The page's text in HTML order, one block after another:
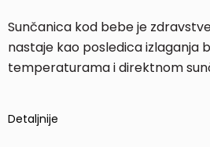
Sunčanica kod bebe je
nastaje kao posledica izlaganja
temperaturama i direktnom
Detaljnije